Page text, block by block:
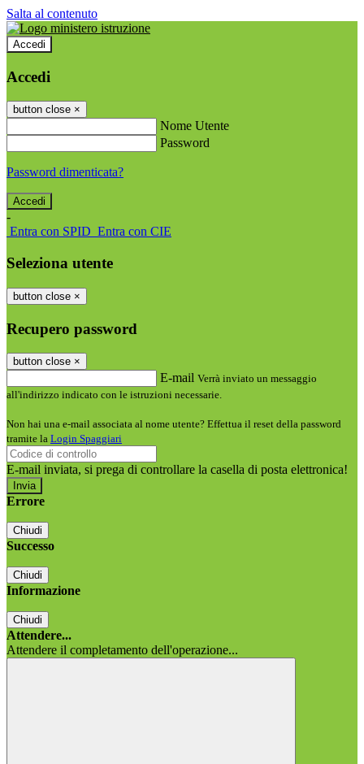
Salta al contenuto
Accedi
Accedi
button close ×
Nome Utente
Password
Password dimenticata?
-
Entra con SPID Entra con CIE
Seleziona utente
button close ×
Recupero password
button close ×
E-mail Verrà inviato un messaggio
all'indirizzo indicato con le istruzioni necessarie.
Non hai una e-mail associata al nome utente? Effettua il reset della password
tramite la Login Spaggiari
E-mail inviata, si prega di controllare la casella di posta elettronica!
Errore
Chiudi
Successo
Chiudi
Informazione
Chiudi
Attendere...
Attendere il completamento dell'operazione...